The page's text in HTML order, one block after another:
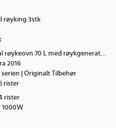
røyking 3stk
Borniak BBDS 70V1.4 rustfri digital røykeovn 70 L med røykgenerator
2016
| Originalt Tilbehør
rister
rister
1000W